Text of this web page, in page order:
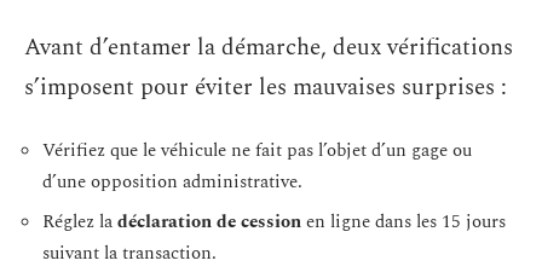
Avant d’entamer la démarche, deux vérifications
s’imposent pour éviter les mauvaises surprises :
Vérifiez que le véhicule ne fait pas l’objet d’un gage ou
d’une opposition administrative.
Réglez ladéclaration de cessionen ligne dans les 15 jours
suivant la transaction.